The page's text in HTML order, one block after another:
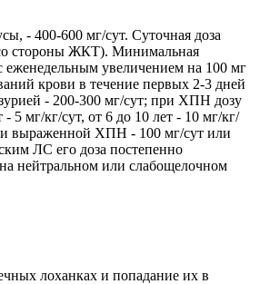
- 400-600 мг/сут. Суточная доза
стороны ЖКТ). Минимальная
еженедельным увеличением на 100 мг
крови в течение первых 2-3 дней
- 200-300 мг/сут; при ХПН дозу
мг/кг/сут, от 6 до 10 лет - 10 мг/кг/
выраженной ХПН - 100 мг/сут или
ЛС его доза постепенно
нейтральном или слабощелочном
лоханках и попадание их в